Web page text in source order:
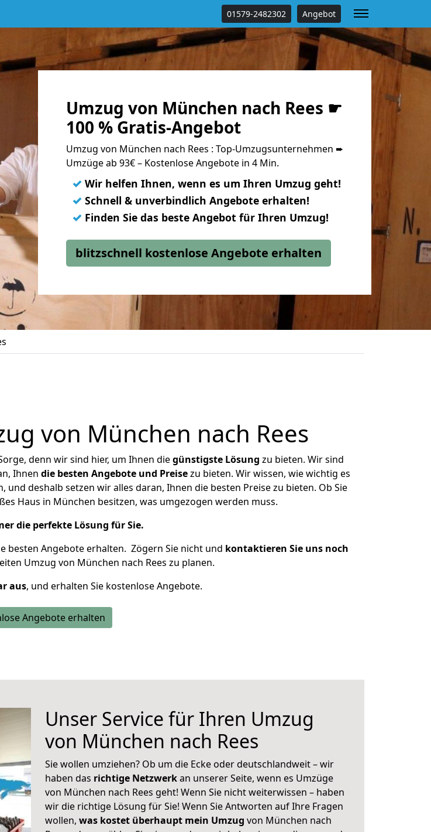
01579-2482302 Angebot
Umzug von München nach Rees ☛
100 % Gratis-Angebot
Umzug von München nach Rees : Top-Umzugsunternehmen ➨
Umzüge ab 93€ – Kostenlose Angebote in 4 Min.
✓ Wir helfen Ihnen, wenn es um Ihren Umzug geht!
✓ Schnell & unverbindlich Angebote erhalten!
✓ Finden Sie das beste Angebot für Ihren Umzug!
blitzschnell kostenlose Angebote erhalten
von München nach Rees
denn wir sind hier, um Ihnen diegünstigste Lösung zu bieten. Wir sind
Ihnen die besten Angebote und Preisezu bieten. Wir wissen, wie wichtig es
deshalb setzen wir alles daran, Ihnen die besten Preise zu bieten. Ob Sie
Haus in München besitzen, was umgezogen werden muss.
die perfekte Lösung für Sie.
besten Angebote erhalten. Zögern Sie nicht und kontaktieren Sie uns noch
Umzug von München nach Rees zu planen.
aus, und erhalten Sie kostenlose Angebote.
Angebote erhalten
Unser Service für Ihren Umzug
von München nach Rees
Sie wollen umziehen? Ob um die Ecke oder deutschlandweit – wir
haben das richtige Netzwerkan unserer Seite, wenn es Umzüge
von München nach Rees geht! Wenn Sie nicht weiterwissen – haben
wir die richtige Lösung für Sie! Wenn Sie Antworten auf Ihre Fragen
wollen, was kostet überhaupt mein Umzug von München nach